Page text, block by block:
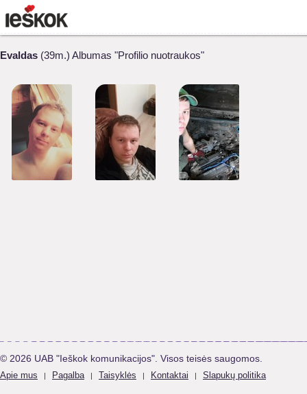
Evaldas (39m.) Albumas "Profilio nuotraukos"
© 2026 UAB "Ieškok komunikacijos". Visos teisės saugomos.
Apie mus | Pagalba | Taisyklės | Kontaktai | Slapukų politika